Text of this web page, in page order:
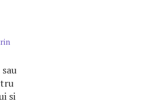
sau
si